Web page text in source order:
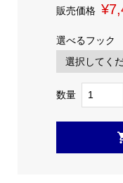
販売価格
選べるフック
数量